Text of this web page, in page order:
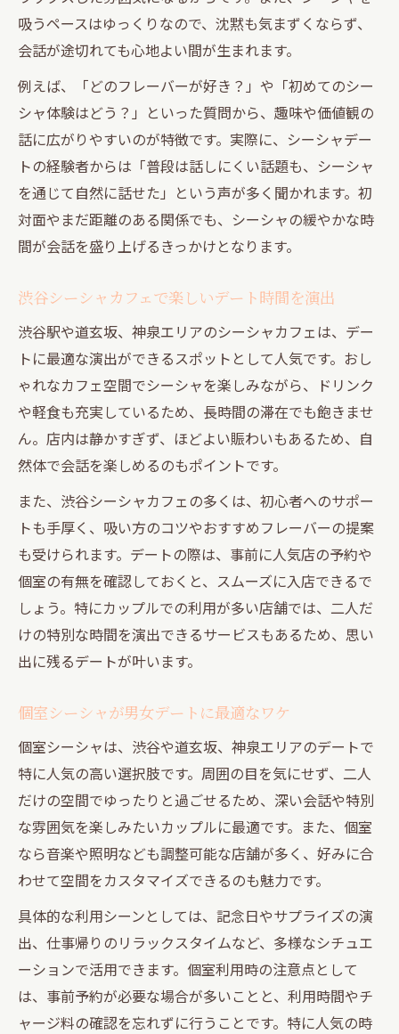
吸うペースはゆっくりなので、沈黙も気まずくならず、
会話が途切れても心地よい間が生まれます。
例えば、「どのフレーバーが好き？」や「初めてのシー
シャ体験はどう？」といった質問から、趣味や価値観の
話に広がりやすいのが特徴です。実際に、シーシャデー
トの経験者からは「普段は話しにくい話題も、シーシャ
を通じて自然に話せた」という声が多く聞かれます。初
対面やまだ距離のある関係でも、シーシャの緩やかな時
間が会話を盛り上げるきっかけとなります。
渋谷シーシャカフェで楽しいデート時間を演出
渋谷駅や道玄坂、神泉エリアのシーシャカフェは、デー
トに最適な演出ができるスポットとして人気です。おし
ゃれなカフェ空間でシーシャを楽しみながら、ドリンク
や軽食も充実しているため、長時間の滞在でも飽きませ
ん。店内は静かすぎず、ほどよい賑わいもあるため、自
然体で会話を楽しめるのもポイントです。
また、渋谷シーシャカフェの多くは、初心者へのサポー
トも手厚く、吸い方のコツやおすすめフレーバーの提案
も受けられます。デートの際は、事前に人気店の予約や
個室の有無を確認しておくと、スムーズに入店できるで
しょう。特にカップルでの利用が多い店舗では、二人だ
けの特別な時間を演出できるサービスもあるため、思い
出に残るデートが叶います。
個室シーシャが男女デートに最適なワケ
個室シーシャは、渋谷や道玄坂、神泉エリアのデートで
特に人気の高い選択肢です。周囲の目を気にせず、二人
だけの空間でゆったりと過ごせるため、深い会話や特別
な雰囲気を楽しみたいカップルに最適です。また、個室
なら音楽や照明なども調整可能な店舗が多く、好みに合
わせて空間をカスタマイズできるのも魅力です。
具体的な利用シーンとしては、記念日やサプライズの演
出、仕事帰りのリラックスタイムなど、多様なシチュエ
ーションで活用できます。個室利用時の注意点として
は、事前予約が必要な場合が多いことと、利用時間やチ
ャージ料の確認を忘れずに行うことです。特に人気の時